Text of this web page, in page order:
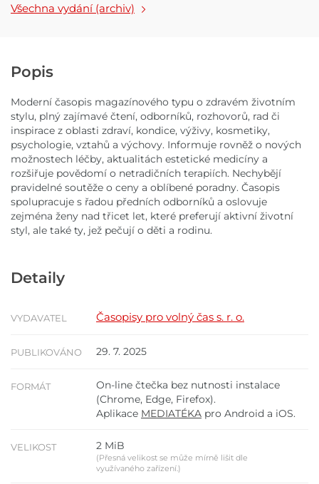
Všechna vydání (archiv)
Popis
Moderní časopis magazínového typu o zdravém životním
stylu, plný zajímavé čtení, odborníků, rozhovorů, rad či
inspirace z oblasti zdraví, kondice, výživy, kosmetiky,
psychologie, vztahů a výchovy. Informuje rovněž o nových
možnostech léčby, aktualitách estetické medicíny a
rozšiřuje povědomí o netradičních terapiích. Nechybějí
pravidelné soutěže o ceny a oblíbené poradny. Časopis
spolupracuje s řadou předních odborníků a oslovuje
zejména ženy nad třicet let, které preferují aktivní životní
styl, ale také ty, jež pečují o děti a rodinu.
Detaily
VYDAVATEL Časopisy pro volný čas s. r. o.
PUBLIKOVÁNO 29. 7. 2025
FORMÁT
On-line čtečka bez nutnosti instalace
(Chrome, Edge, Firefox).
Aplikace MEDIATÉKA pro Android a iOS.
VELIKOST 2 MiB
(Přesná velikost se může mírně lišit dle
využívaného zařízení.)